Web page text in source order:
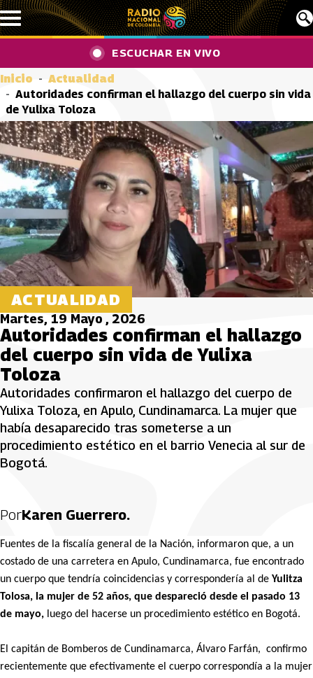
Pasar al contenido principal
ESCUCHAR EN VIVO
Inicio
Actualidad
Autoridades confirman el hallazgo del cuerpo sin vida
de Yulixa Toloza
ACTUALIDAD
Martes, 19 Mayo , 2026
Autoridades confirman el hallazgo
del cuerpo sin vida de Yulixa
Toloza
Autoridades confirmaron el hallazgo del cuerpo de
Yulixa Toloza, en Apulo, Cundinamarca. La mujer que
había desaparecido tras someterse a un
procedimiento estético en el barrio Venecia al sur de
Bogotá.
PorKaren Guerrero.
Fuentes de la fiscalía general de la Nación, informaron que, a un
costado de una carretera en Apulo, Cundinamarca, fue encontrado
un cuerpo que tendría coincidencias y correspondería al de Yulitza
Tolosa, la mujer de 52 años, que despareció desde el pasado 13
de mayo, luego del hacerse un procedimiento estético en Bogotá.
El capitán de Bomberos de Cundinamarca, Álvaro Farfán, confirmo
recientemente que efectivamente el cuerpo correspondía a la mujer